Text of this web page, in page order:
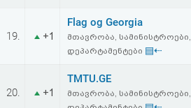
19. +1
Flag og Georgia
მთავრობა, სამინისტროები,
დეპარტამენტები ▤⇠
20. +1
TMTU.GE
მთავრობა, სამინისტროები,